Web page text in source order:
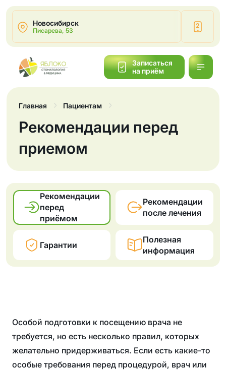
Новосибирск
Писарева, 53
2
Записаться
на приём
Главная Пациентам
Рекомендации перед
приемом
Рекомендации
перед
приёмом
Рекомендации
после лечения
Гарантии
Полезная
информация
Особой подготовки к посещению врача не
требуется, но есть несколько правил, которых
желательно придерживаться. Если есть какие-то
особые требования перед процедурой, врач или
Написать
Обратный